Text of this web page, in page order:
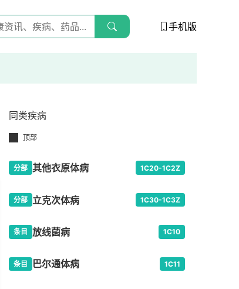
手机版
同类疾病
顶部
分部 其他衣原体病 1C20-1C2Z
分部 立克次体病 1C30-1C3Z
条目 放线菌病 1C10
条目 巴尔通体病 1C11